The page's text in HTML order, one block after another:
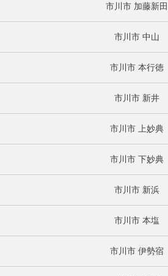
市川市 加藤新田
市川市 中山
市川市 本行徳
市川市 新井
市川市 上妙典
市川市 下妙典
市川市 新浜
市川市 本塩
市川市 伊勢宿